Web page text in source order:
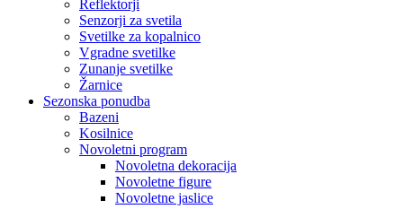
Reflektorji
Senzorji za svetila
Svetilke za kopalnico
Vgradne svetilke
Zunanje svetilke
Žarnice
Sezonska ponudba
Bazeni
Kosilnice
Novoletni program
Novoletna dekoracija
Novoletne figure
Novoletne jaslice